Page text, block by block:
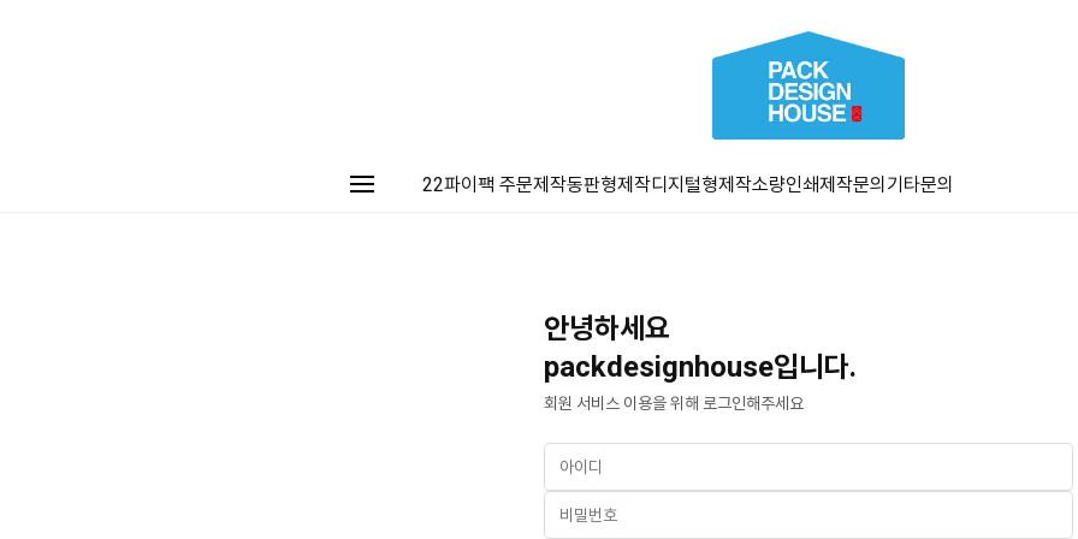
22파이팩 주문제작동판형제작디지털형제작소량인쇄제작문의 기타문의
안녕하세요
packdesignhouse입니다.
회원 서비스 이용을 위해 로그인해주세요